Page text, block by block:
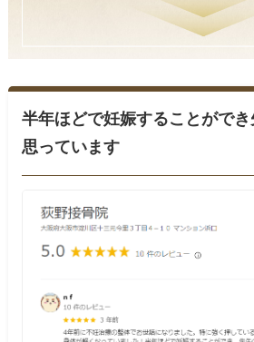
半年ほどで妊娠することがで
思っています